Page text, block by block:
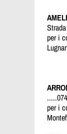
per i
per i